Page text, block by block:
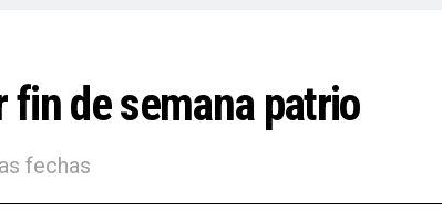
fin de semana patrio
fechas